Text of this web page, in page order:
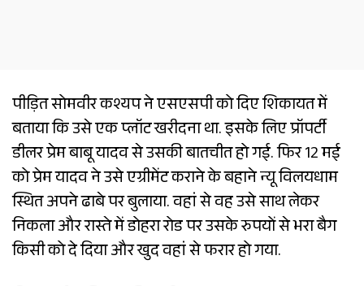
पीड़ित सोमवीर कश्यप ने एसएसपी को दिए शिकायत में
बताया कि उसे एक प्लॉट खरीदना था. इसके लिए प्रॉपर्टी
डीलर प्रेम बाबू यादव से उसकी बातचीत हो गई. फिर 12 मई
को प्रेम यादव ने उसे एग्रीमेंट कराने के बहाने न्यू विलयधाम
स्थित अपने ढाबे पर बुलाया. वहां से वह उसे साथ लेकर
निकला और रास्ते में डोहरा रोड पर उसके रुपयों से भरा बैग
किसी को दे दिया और खुद वहां से फरार हो गया.